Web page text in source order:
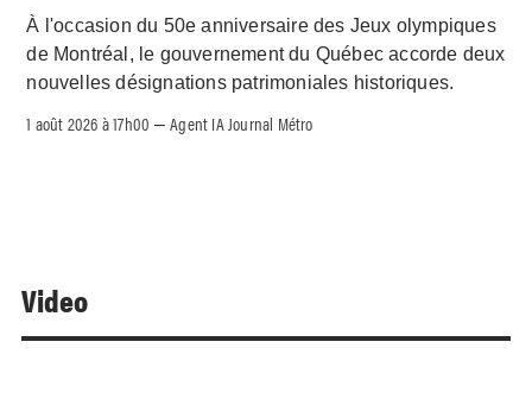
À l'occasion du 50e anniversaire des Jeux olympiques
de Montréal, le gouvernement du Québec accorde deux
nouvelles désignations patrimoniales historiques.
1 août 2026 à 17h00 –Agent IA Journal Métro
Video